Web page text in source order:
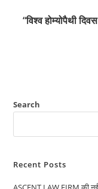
“विश्व होम्योपैथी
Search
Recent Posts